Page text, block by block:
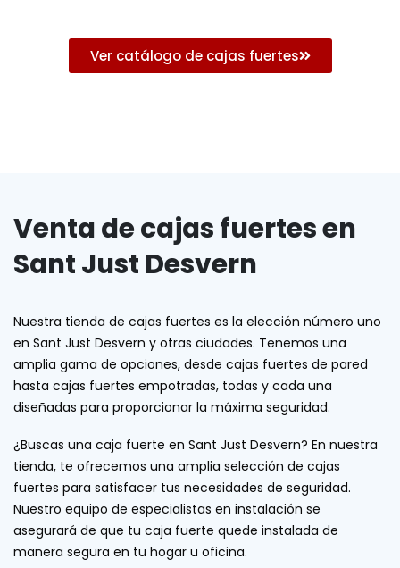
Ver catálogo de cajas fuertes
Venta de cajas fuertes en
Sant Just Desvern
Nuestra tienda de cajas fuertes es la elección número uno
en Sant Just Desvern y otras ciudades. Tenemos una
amplia gama de opciones, desde cajas fuertes de pared
hasta cajas fuertes empotradas, todas y cada una
diseñadas para proporcionar la máxima seguridad.
¿Buscas una caja fuerte en Sant Just Desvern? En nuestra
tienda, te ofrecemos una amplia selección de cajas
fuertes para satisfacer tus necesidades de seguridad.
Nuestro equipo de especialistas en instalación se
asegurará de que tu caja fuerte quede instalada de
manera segura en tu hogar u oficina.